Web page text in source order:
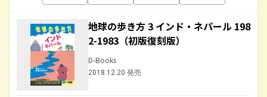
地球の歩き方 3 インド・ネパール 198
2-1983（初版復刻版）
D-Books
2018.12.20 発売